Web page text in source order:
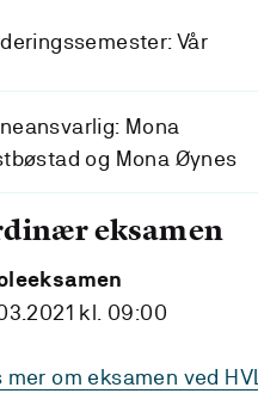
Vår
Mona
og Mona Øynes
eksamen
kl. 09:00
mer om eksamen ved HVL